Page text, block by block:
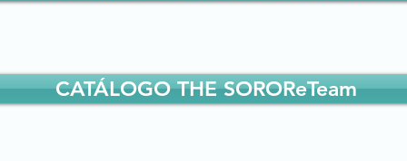
CATÁLOGO THE SOROReTeam